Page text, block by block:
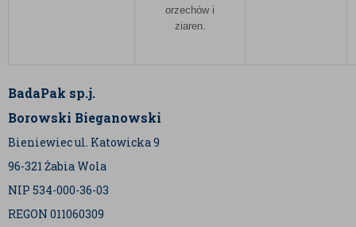
orzechów i
ziaren.
BadaPak sp.j.
Borowski Bieganowski
Bieniewiec ul. Katowicka 9
96-321 Żabia Wola
NIP 534-000-36-03
REGON 011060309